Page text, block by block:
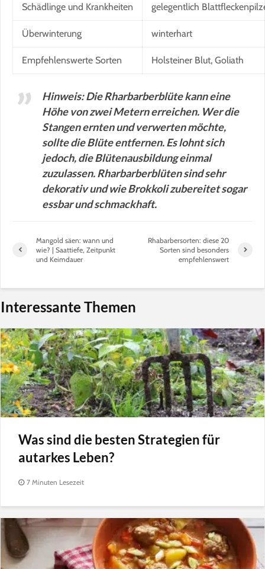
Schädlinge und Krankheiten gelegentlich
Überwinterung winterhart
Empfehlenswerte Sorten Holsteiner Blut, Goliath
Hinweis: Die Rharbarberblüte kann eine
Höhe von zwei Metern erreichen. Wer die
Stangen ernten und verwerten möchte,
sollte die Blüte entfernen. Es lohnt sich
jedoch, die Blütenausbildung einmal
zuzulassen. Rharbarberblüten sind sehr
dekorativ und wie Brokkoli zubereitet sogar
essbar und schmackhaft.
Mangold säen: wann und
wie? | Saattiefe, Zeitpunkt
und Keimdauer
Rhabarbersorten: diese 20
Sorten sind besonders
empfehlenswert
Interessante Themen
Was sind die besten Strategien für
autarkes Leben?
7 Minuten Lesezeit